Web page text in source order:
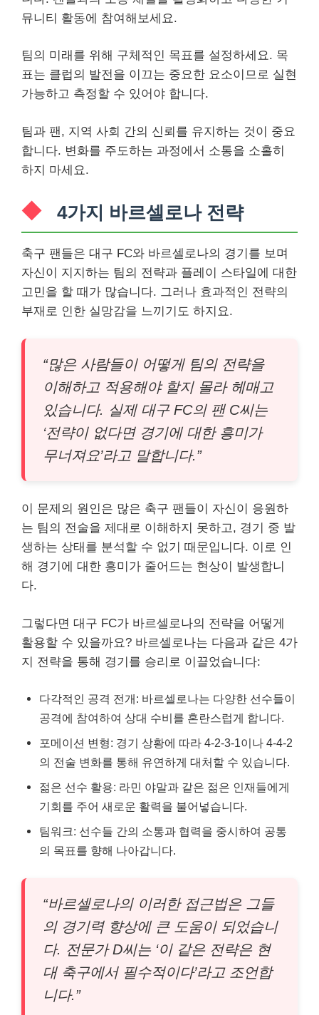
뮤니티 활동에 참여해보세요.
팀의 미래를 위해 구체적인 목표를 설정하세요. 목
표는 클럽의 발전을 이끄는 중요한 요소이므로 실현
가능하고 측정할 수 있어야 합니다.
팀과 팬, 지역 사회 간의 신뢰를 유지하는 것이 중요
합니다. 변화를 주도하는 과정에서 소통을 소홀히
하지 마세요.
4가지 바르셀로나 전략
축구 팬들은 대구 FC와 바르셀로나의 경기를 보며
자신이 지지하는 팀의 전략과 플레이 스타일에 대한
고민을 할 때가 많습니다. 그러나 효과적인 전략의
부재로 인한 실망감을 느끼기도 하지요.
“많은 사람들이 어떻게 팀의 전략을
이해하고 적용해야 할지 몰라 헤매고
있습니다. 실제 대구 FC의 팬 C씨는
‘전략이 없다면 경기에 대한 흥미가
무너져요’라고 말합니다.”
이 문제의 원인은 많은 축구 팬들이 자신이 응원하
는 팀의 전술을 제대로 이해하지 못하고, 경기 중 발
생하는 상태를 분석할 수 없기 때문입니다. 이로 인
해 경기에 대한 흥미가 줄어드는 현상이 발생합니
다.
그렇다면 대구 FC가 바르셀로나의 전략을 어떻게
활용할 수 있을까요? 바르셀로나는 다음과 같은 4가
지 전략을 통해 경기를 승리로 이끌었습니다:
다각적인 공격 전개: 바르셀로나는 다양한 선수들이
공격에 참여하여 상대 수비를 혼란스럽게 합니다.
포메이션 변형: 경기 상황에 따라 4-2-3-1이나 4-4-2
의 전술 변화를 통해 유연하게 대처할 수 있습니다.
젊은 선수 활용: 라민 야말과 같은 젊은 인재들에게
기회를 주어 새로운 활력을 불어넣습니다.
팀워크: 선수들 간의 소통과 협력을 중시하여 공통
의 목표를 향해 나아갑니다.
“바르셀로나의 이러한 접근법은 그들
의 경기력 향상에 큰 도움이 되었습니
다. 전문가 D씨는 ‘이 같은 전략은 현
대 축구에서 필수적이다’라고 조언합
니다.”